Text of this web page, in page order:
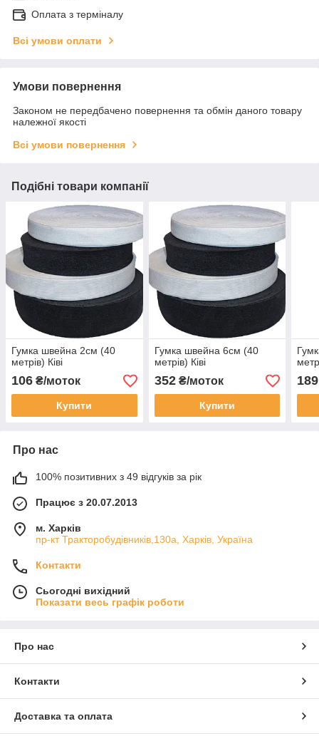
Оплата з терміналу
Всі умови оплати
Умови повернення
Законом не передбачено повернення та обмін даного товару
належної якості
Всі умови повернення
Подібні товари компанії
Гумка швейна 2см (40
метрів) Ківі
106 ₴/моток
Купити
Гумка швейна 6см (40
метрів) Ківі
352₴/моток
Купити
Про нас
100% позитивних з 49 відгуків за рік
Працює з 20.07.2013
м. Харків
пр-кт Тракторобудівників,130а, Харків, Україна
Контакти
Сьогодні вихідний
Показати весь графік роботи
Про нас
Контакти
Доставка та оплата